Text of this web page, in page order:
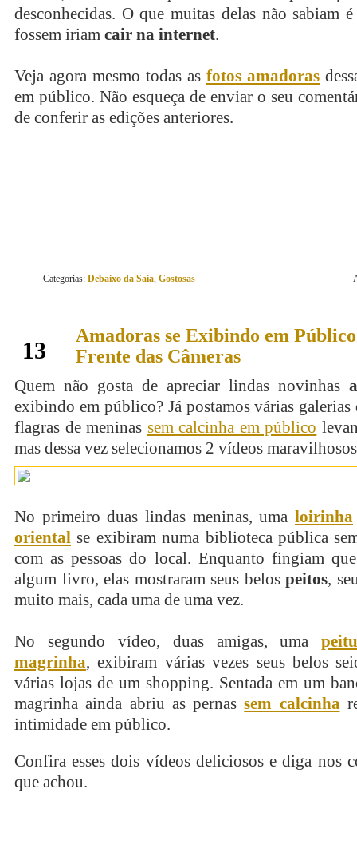
desconhecidas. O que muitas delas não sabiam
fossem iriam cair na internet.
Veja agora mesmo todas as fotos amadoras
em público. Não esqueça de enviar o seu
de conferir as edições anteriores.
Categorias: Debaixo da Saia, Gostosas
13
Amadoras se Exibindo em
Frente das Câmeras
Quem não gosta de apreciar lindas novinhas
exibindo em público? Já postamos várias
flagras de meninas sem calcinha em público
mas dessa vez selecionamos 2 vídeos
No primeiro duas lindas meninas, uma loirinha
oriental se exibiram numa biblioteca pública
com as pessoas do local. Enquanto fingiam
algum livro, elas mostraram seus belospeitos,
muito mais, cada uma de uma vez.
No segundo vídeo, duas amigas, uma
magrinha, exibiram várias vezes seus belos
várias lojas de um shopping. Sentada em um
magrinha ainda abriu as pernassem calcinha
intimidade em público.
Confira esses dois vídeos deliciosos e diga nos
que achou.